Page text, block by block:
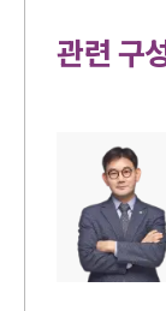
관련 구